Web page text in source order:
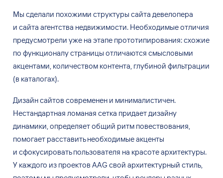
Мы сделали похожими структуры сайта девелопера
и сайта агентства недвижимости. Необходимые отличия
предусмотрели уже на этапе прототипирования: схожие
по функционалу страницы отличаются смысловыми
акцентами, количеством контента, глубиной фильтрации
(в каталогах).
Дизайн сайтов современен и минималистичен.
Нестандартная ломаная сетка придает дизайну
динамики, определяет общий ритм повествования,
помогает расставить необходимые акценты
и сфокусировать пользователя на красоте архитектуры.
У каждого из проектов AAG свой архитектурный стиль,